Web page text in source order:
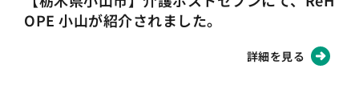
OPE 小山が紹介されました。
詳細を見る